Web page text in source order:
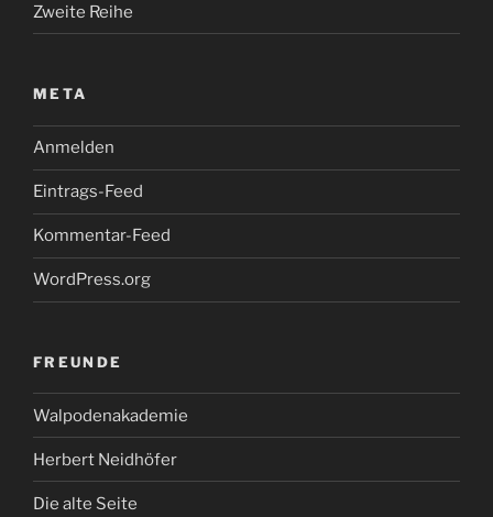
Zweite Reihe
META
Anmelden
Eintrags-Feed
Kommentar-Feed
WordPress.org
FREUNDE
Walpodenakademie
Herbert Neidhöfer
Die alte Seite